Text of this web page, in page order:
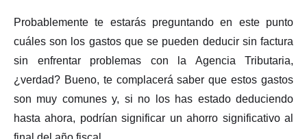
Probablemente te estarás preguntando en este punto
cuáles son los gastos que se pueden deducir sin factura
sin enfrentar problemas con la Agencia Tributaria,
¿verdad? Bueno, te complacerá saber que estos gastos
son muy comunes y, si no los has estado deduciendo
hasta ahora, podrían significar un ahorro significativo al